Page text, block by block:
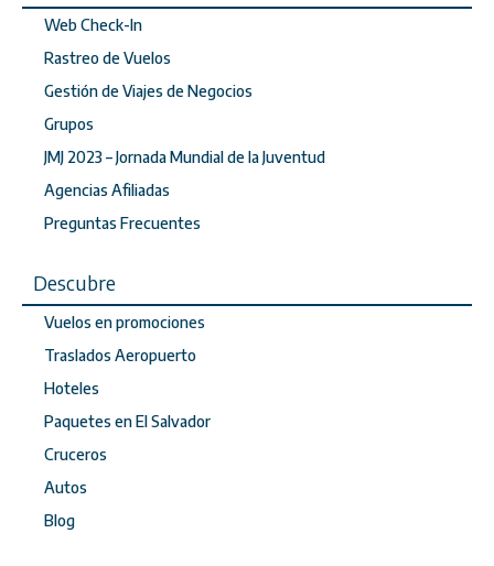
Web Check-In
Rastreo de Vuelos
Gestión de Viajes de Negocios
Grupos
JMJ 2023 – Jornada Mundial de la Juventud
Agencias Afiliadas
Preguntas Frecuentes
Descubre
Vuelos en promociones
Traslados Aeropuerto
Hoteles
Paquetes en El Salvador
Cruceros
Autos
Blog